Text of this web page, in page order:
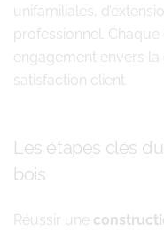
unifamiliales,
professionnel.
engagement envers
satisfaction client.
Les étapes clés
bois
Réussir une